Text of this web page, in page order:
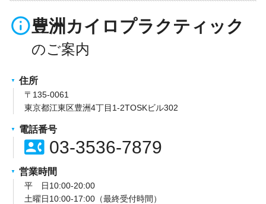
info_outline豊洲カイロプラクティック
住所
〒135-0061
東京都江東区豊洲4丁目1-2TOSKビル302
電話番号
contact_phone03-3536-7879
営業時間
平 日10:00-20:00
土曜日10:00-17:00（最終受付時間）